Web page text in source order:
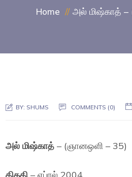
Home அல் மிஷ்காத் –
BY: SHUMS COMMENTS (0)
அல் மிஷ்காத் – (ஞானஒளி – 35)